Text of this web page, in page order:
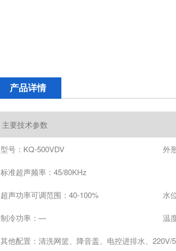
产品详情
主要技术参数
型号：KQ-500VDV 外
标准超声频率：45/80KHz
超声功率可调范围：40-100% 水
制冷功率：— 温
其他配置：清洗网篮、降音盖、电控进排水、220V/